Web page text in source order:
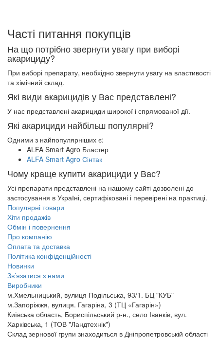
Часті питання покупців
На що потрібно звернути увагу при виборі
акарициду?
При виборі препарату, необхідно звернути увагу на властивості
та хімічний склад.
Які види акарицидів у Вас представлені?
У нас представлені акарициди широкої і спрямованої дії.
Які акарициди найбільш популярні?
Одними з найпопулярніших є:
ALFA Smart Agro Бластер
ALFA Smart Agro Сінтак
Чому краще купити акарициди у Вас?
Усі препарати представлені на нашому сайті дозволені до
застосування в Україні, сертифіковані і перевірені на практиці.
Популярні товари
Хіти продажів
Обмін і повернення
Про компанію
Оплата та доставка
Політика конфіденційності
Новинки
Зв’язатися з нами
Виробники
м.Хмельницький, вулиця Подільська, 93/1. БЦ "КУБ"
м.Запоріжжя, вулиця. Гагаріна, 3 (ТЦ «Гагарін»)
Київська область, Бориспільський р-н., село Іванків, вул.
Харківська, 1 (ТОВ "Ландтехнік")
Склад зернової групи знаходиться в Дніпропетровській області